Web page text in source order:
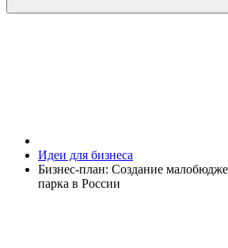
Идеи для бизнеса
Бизнес-план: Создание
парка в России